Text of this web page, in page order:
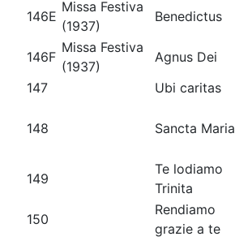
146E
Missa Festiva
(1937)
Benedictus
146F
Missa Festiva
(1937)
Agnus Dei
147
Ubi caritas
148 Sancta Maria
149
Te lodiamo
Trinita
150
Rendiamo
grazie a te